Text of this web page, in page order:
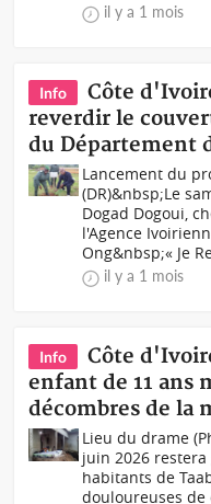
il y a 1 mois
Info
Côte
reverdir le
du Département
Lancement du
(DR)&nbsp;Le
Dogad Dogoui,
l'Agence
Ong&nbsp;« Je
il y a 1 mois
Info
Côte
enfant de 11 ans
décombres de la
Lieu du drame
juin 2026
habitants de
douloureuses de